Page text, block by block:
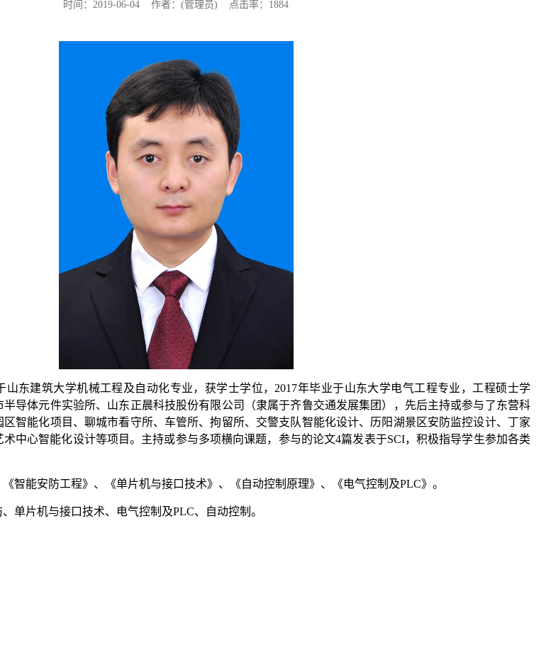
时间：2019-06-04 作者：(管理员) 点击率： 1884
山东建筑大学机械工程及自动化专业，获学士学位，2017年毕业于山东大学电气工程专业，工程硕士学
导体元件实验所、山东正晨科技股份有限公司（隶属于齐鲁交通发展集团），先后主持或参与了东营科
智能化项目、聊城市看守所、车管所、拘留所、交警支队智能化设计、历阳湖景区安防监控设计、丁家
中心智能化设计等项目。主持或参与多项横向课题，参与的论文4篇发表于SCI，积极指导学生参加各类
智能安防工程》、《单片机与接口技术》、《自动控制原理》、《电气控制及PLC》。
单片机与接口技术、电气控制及PLC、自动控制。